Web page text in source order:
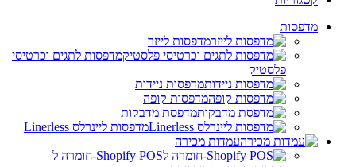
מדפסות
מדפסות לייזר
מדפסות לתגים וכרטיסי
פלסטיק
מדפסות ניידות
מדפסות קופה
מדפסת מדבקות
מדפסות ליינרלס Linerless
עמדות מכירה
Shopify POS-חומרה ל